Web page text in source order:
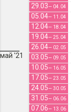
май '21
29.03— 04.04
05.04— 11.04
12.04— 18.04
19.04— 25.04
26.04— 02.05
03.05— 09.05
10.05— 16.05
17.05— 23.05
24.05— 30.05
31.05— 06.06
07.06— 13.06